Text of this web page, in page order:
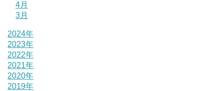
4月
3月
2024年
2023年
2022年
2021年
2020年
2019年